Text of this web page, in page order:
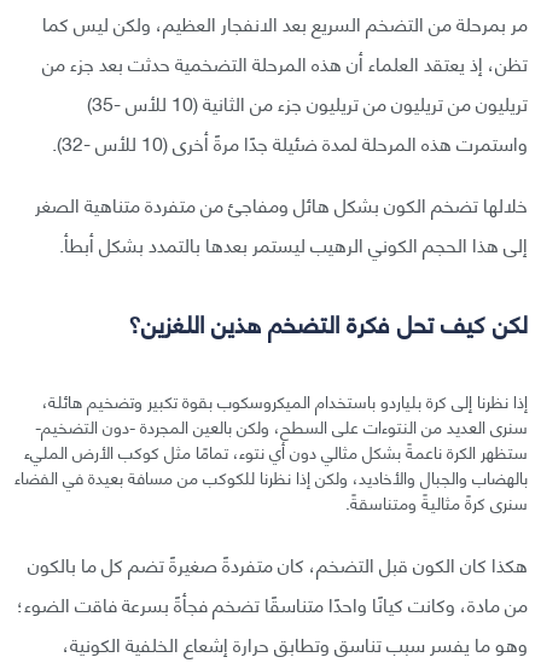
مر بمرحلة من التضخم السريع بعد الانفجار العظيم، ولكن ليس كما
تظن، إذ يعتقد العلماء أن هذه المرحلة التضخمية حدثت بعد جزء من
تريليون من تريليون من تريليون جزء من الثانية (10 للأس -35)
واستمرت هذه المرحلة لمدة ضئيلة جدًا مرةً أخرى (10 للأس -32).
خلالها تضخم الكون بشكل هائل ومفاجئ من متفردة متناهية الصغر
إلى هذا الحجم الكوني الرهيب ليستمر بعدها بالتمدد بشكل أبطأ.
لكن كيف تحل فكرة التضخم هذين اللغزين؟
إذا نظرنا إلى كرة بلياردو باستخدام الميكروسكوب بقوة تكبير وتضخيم هائلة،
سنرى العديد من النتوءات على السطح، ولكن بالعين المجردة -دون التضخيم-
ستظهر الكرة ناعمةً بشكل مثالي دون أي نتوء، تمامًا مثل كوكب الأرض المليء
بالهضاب والجبال والأخاديد، ولكن إذا نظرنا للكوكب من مسافة بعيدة في الفضاء
سنرى كرةً مثاليةً ومتناسقةً.
هكذا كان الكون قبل التضخم، كان متفردةً صغيرةً تضم كل ما بالكون
من مادة، وكانت كيانًا واحدًا متناسقًا تضخم فجأةً بسرعة فاقت الضوء؛
وهو ما يفسر سبب تناسق وتطابق حرارة إشعاع الخلفية الكونية،